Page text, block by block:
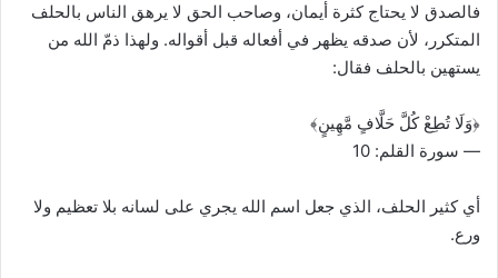
فالصدق لا يحتاج كثرة أيمان، وصاحب الحق لا يرهق الناس بالحلف
المتكرر، لأن صدقه يظهر في أفعاله قبل أقواله. ولهذا ذمّ الله من
يستهين بالحلف فقال:
﴿وَلَا تُطِعْ كُلَّ حَلَّافٍ مَّهِينٍ﴾
— سورة القلم: 10
أي كثير الحلف، الذي جعل اسم الله يجري على لسانه بلا تعظيم ولا
ورع.